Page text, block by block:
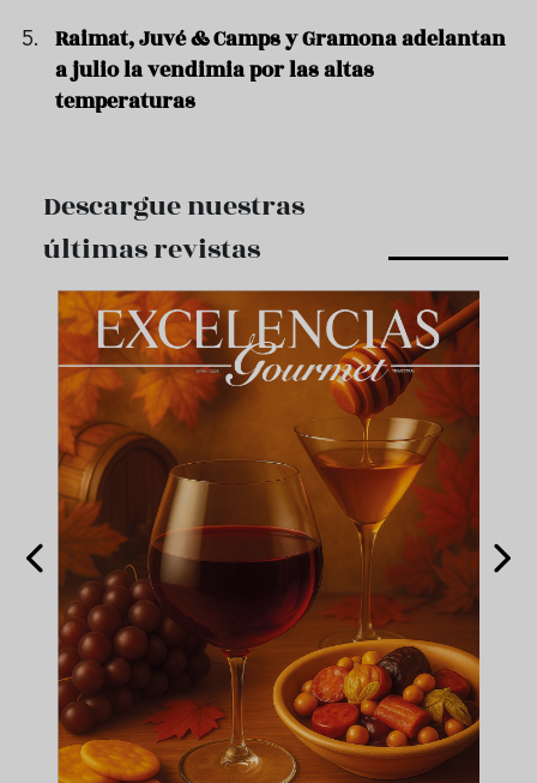
Raimat, Juvé & Camps y Gramona adelantan
a julio la vendimia por las altas
temperaturas
Descargue nuestras
últimas revistas